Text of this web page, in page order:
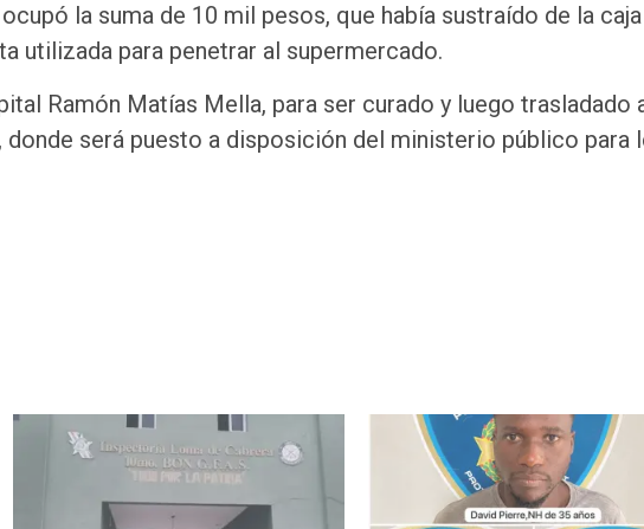
la suma de 10 mil pesos, que había sustraído de la caja
utilizada para penetrar al supermercado.
Ramón Matías Mella, para ser curado y luego trasladado
será puesto a disposición del ministerio público para